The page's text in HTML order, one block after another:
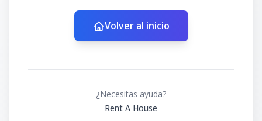
Volver al inicio
¿Necesitas ayuda?
Rent A House